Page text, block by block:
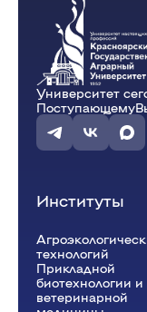
Университет
Поступающему
Институты
технологий
Прикладной
биотехнологии и
ветеринарной